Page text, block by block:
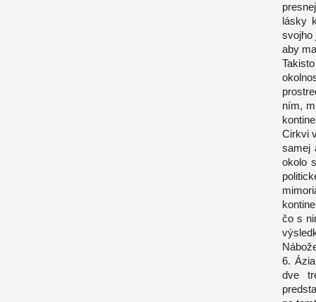
lásky
svojho
aby
ním,
Cirkvi
samej
okolo
čo s
6.
dve